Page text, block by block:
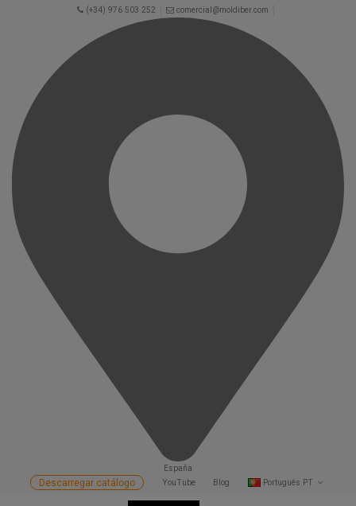
(+34) 976 503 252 comercial@moldiber.com
España
Português PT
Blog
YouTube
Descarregar catálogo